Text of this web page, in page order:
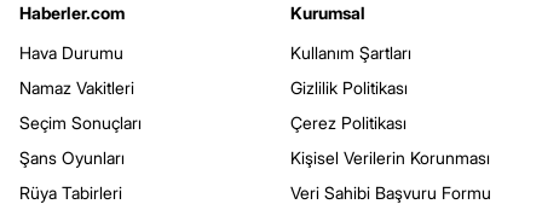
Haberler.com
Hava Durumu
Namaz Vakitleri
Seçim Sonuçları
Şans Oyunları
Rüya Tabirleri
Kurumsal
Kullanım Şartları
Gizlilik Politikası
Çerez Politikası
Kişisel Verilerin Korunması
Veri Sahibi Başvuru Formu